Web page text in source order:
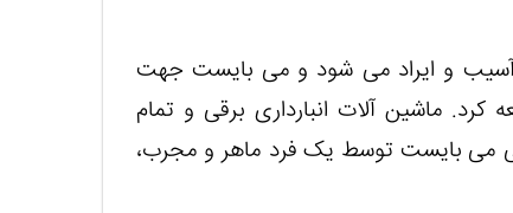
آسیب و ایراد می شود و می بایست جهت
کرد. ماشین آلات انبارداری برقی و تمام
ولی می بایست توسط یک فرد ماهر و مجرب،